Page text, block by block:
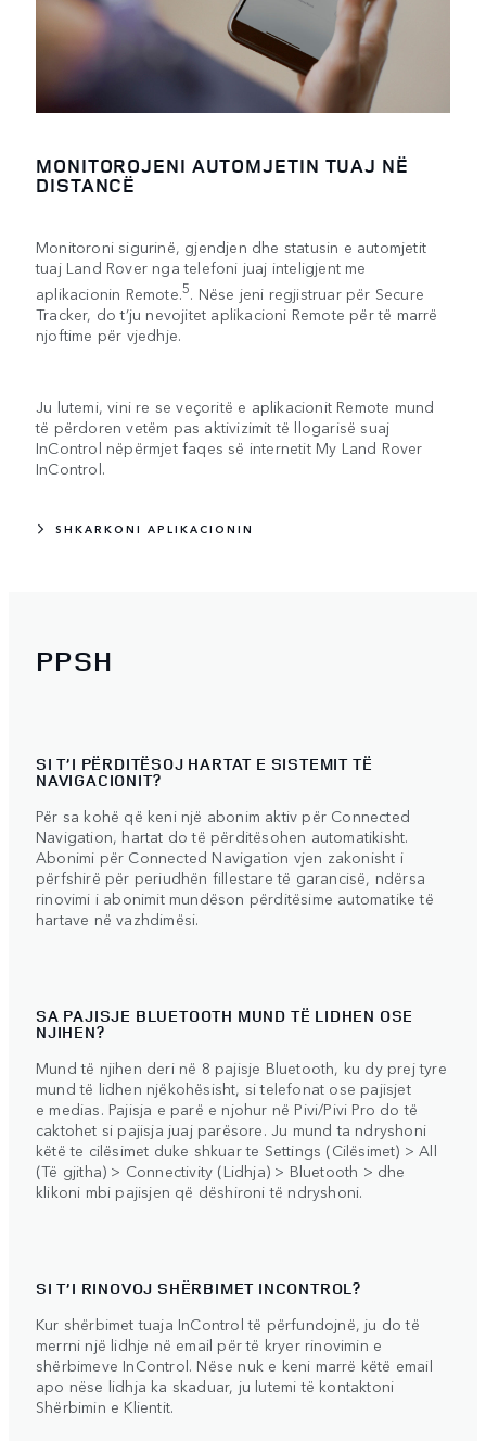
MONITOROJENI AUTOMJETIN TUAJ NË
DISTANCË
Monitoroni sigurinë, gjendjen dhe statusin e automjetit
tuaj Land Rover nga telefoni juaj inteligjent me
aplikacionin Remote.5. Nëse jeni regjistruar për Secure
Tracker, do t’ju nevojitet aplikacioni Remote për të marrë
njoftime për vjedhje.
Ju lutemi, vini re se veçoritë e aplikacionit Remote mund
të përdoren vetëm pas aktivizimit të llogarisë suaj
InControl nëpërmjet faqes së internetit My Land Rover
InControl.
SHKARKONI APLIKACIONIN
PPSH
SI T’I PËRDITËSOJ HARTAT E SISTEMIT TË
NAVIGACIONIT?
Për sa kohë që keni një abonim aktiv për Connected
Navigation, hartat do të përditësohen automatikisht.
Abonimi për Connected Navigation vjen zakonisht i
përfshirë për periudhën fillestare të garancisë, ndërsa
rinovimi i abonimit mundëson përditësime automatike të
hartave në vazhdimësi.
SA PAJISJE BLUETOOTH MUND TË LIDHEN OSE
NJIHEN?
Mund të njihen deri në 8 pajisje Bluetooth, ku dy prej tyre
mund të lidhen njëkohësisht, si telefonat ose pajisjet
e medias. Pajisja e parë e njohur në Pivi/Pivi Pro do të
caktohet si pajisja juaj parësore. Ju mund ta ndryshoni
këtë te cilësimet duke shkuar te Settings (Cilësimet) > All
(Të gjitha) > Connectivity (Lidhja) > Bluetooth > dhe
klikoni mbi pajisjen që dëshironi të ndryshoni.
SI T’I RINOVOJ SHËRBIMET INCONTROL?
Kur shërbimet tuaja InControl të përfundojnë, ju do të
merrni një lidhje në email për të kryer rinovimin e
shërbimeve InControl. Nëse nuk e keni marrë këtë email
apo nëse lidhja ka skaduar, ju lutemi të kontaktoni
Shërbimin e Klientit.